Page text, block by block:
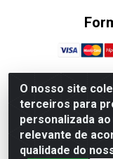
O nosso site
terceiros para
personalizada
relevante de
qualidade do
Jumbo Alimentos
161 - Santos